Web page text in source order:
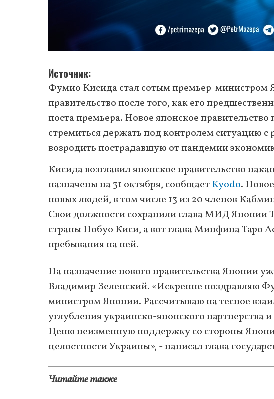
Источник
Фумио Кисида стал сотым премьер-министром
правительство после того, как его
поста премьера. Новое японское
стремиться держать под контролем ситуацию с
возродить пострадавшую от пандемии
Кисида возглавил японское правительство
назначены на 31 октября, сообщаетKyodo.
новых людей, в том числе 13 из 20 членов
Свои должности сохранили глава МИД Японии
страны Нобуо Киси, а вот глава Минфина Таро
пребывания на ней.
На назначение нового правительства Японии
Владимир Зеленский. «Искренне поздравляю
министром Японии. Рассчитываю на тесное
углубления украинско-японского
Ценю неизменную поддержку со стороны
целостности Украины», - написал глава
Читайте также